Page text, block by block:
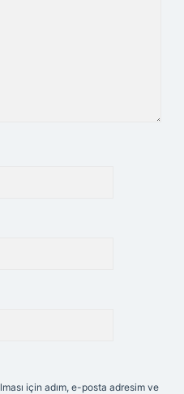
için adım, e-posta adresim ve